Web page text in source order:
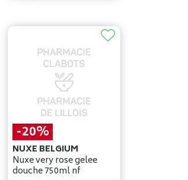
-20%
NUXE BELGIUM
Nuxe very rose gelee
douche 750ml nf